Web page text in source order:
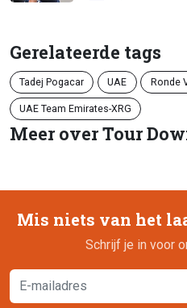
Gerelateerde tags
Tadej Pogacar UAE Ronde
UAE Team Emirates-XRG
Meer over Tour
Mis niets van het
Schrijf je in voor